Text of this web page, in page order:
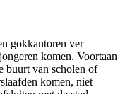
gokkantoren ver
komen. Voortaan
buurt van scholen of
komen, niet